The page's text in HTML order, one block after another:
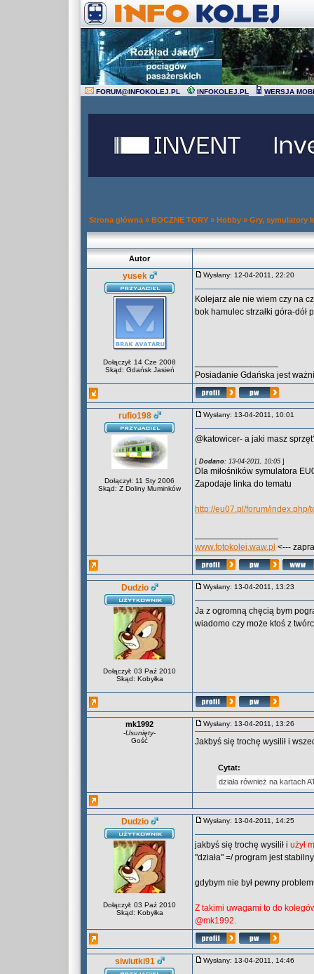
FORUM@INFOKOLEJ.PL INFOKOLEJ.PL WERSJA
Strona główna » BOCZNE TORY » Hobby » Gry, symulatory
Autor
yusek
Dołączył: 14 Cze 2008
Skąd: Gdańsk Jasień
Wysłany: 12-04-2011, 22:20
Kolejarz ale nie wiem czy na
bok hamulec strzałki góra-
Posiadanie Gdańska jest
rufio198
Dołączył: 11 Sty 2006
Skąd: Z Doliny Muminków
Wysłany: 13-04-2011, 10:01
@katowicer- a jaki masz
[ Dodano: 13-04-2011, 10:05 ]
Dla miłośników symulatora
Zapodaje linka do tematu
http://eu07.pl/forum/index.php/
www.fotokolej.waw.pl <---
Dudzio
Dołączył: 03 Paź 2010
Skąd: Kobyłka
Wysłany: 13-04-2011, 13:23
Ja z ogromną chęcią bym
wiadomo czy może ktoś z
mk1992
-Usunięty-
Gość
Wysłany: 13-04-2011, 13:26
Jakbyś się trochę wysilił i
Cytat:
działa również na kartach
Dudzio
Dołączył: 03 Paź 2010
Skąd: Kobyłka
Wysłany: 13-04-2011, 14:25
jakbyś się trochę wysilił i użył
"działa" =/ program jest
gdybym nie był pewny
Z takimi uwagami to do
@mk1992.
siwiutki91 Wysłany: 13-04-2011, 14:46